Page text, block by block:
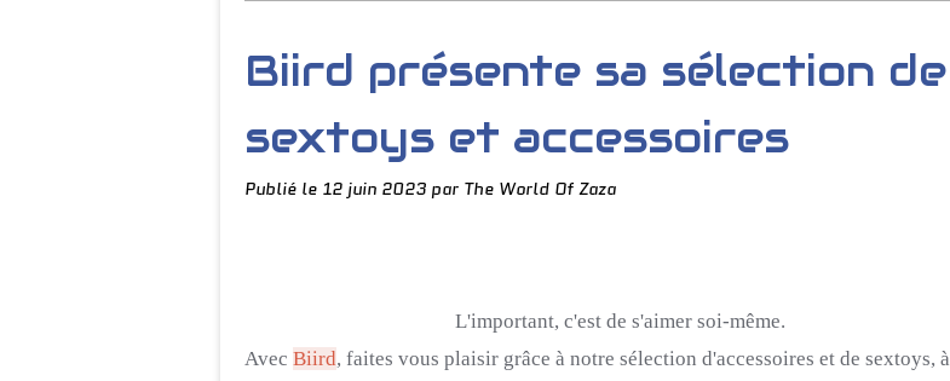
Biird présente sa sélection de
sextoys et accessoires
Publié le 12 juin 2023 par The World Of Zaza
L'important, c'est de s'aimer soi-même.
Avec Biird, faites vous plaisir grâce à notre sélection d'accessoires et de sextoys, à